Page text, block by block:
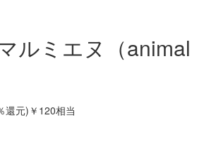
ルミエヌ（animal
還元) ￥120相当